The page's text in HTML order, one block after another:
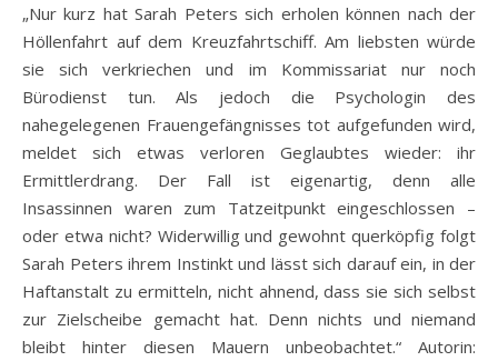
„Nur kurz hat Sarah Peters sich erholen können nach der
Höllenfahrt auf dem Kreuzfahrtschiff. Am liebsten würde
sie sich verkriechen und im Kommissariat nur noch
Bürodienst tun. Als jedoch die Psychologin des
nahegelegenen Frauengefängnisses tot aufgefunden wird,
meldet sich etwas verloren Geglaubtes wieder: ihr
Ermittlerdrang. Der Fall ist eigenartig, denn alle
Insassinnen waren zum Tatzeitpunkt eingeschlossen –
oder etwa nicht? Widerwillig und gewohnt querköpfig folgt
Sarah Peters ihrem Instinkt und lässt sich darauf ein, in der
Haftanstalt zu ermitteln, nicht ahnend, dass sie sich selbst
zur Zielscheibe gemacht hat. Denn nichts und niemand
bleibt hinter diesen Mauern unbeobachtet.“ Autorin: